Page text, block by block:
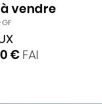
vendre
€ FAI